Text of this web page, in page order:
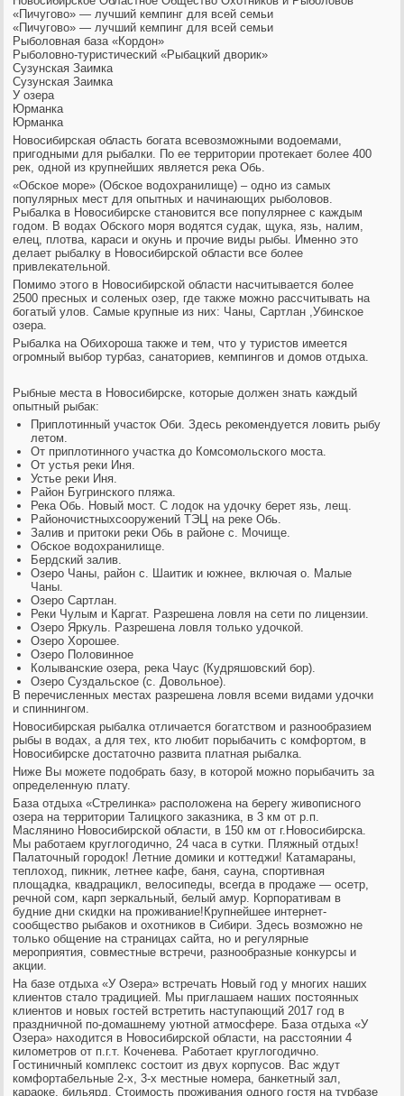
«Пичугово» — лучший кемпинг для всей семьи
«Пичугово» — лучший кемпинг для всей семьи
Рыболовная база «Кордон»
Рыболовно-туристический «Рыбацкий дворик»
Сузунская Заимка
Сузунская Заимка
У озера
Юрманка
Юрманка
Новосибирская область богата всевозможными водоемами,
пригодными для рыбалки. По ее территории протекает более 400
рек, одной из крупнейших является река Обь.
«Обское море» (Обское водохранилище) – одно из самых
популярных мест для опытных и начинающих рыболовов.
Рыбалка в Новосибирске становится все популярнее с каждым
годом. В водах Обского моря водятся судак, щука, язь, налим,
елец, плотва, караси и окунь и прочие виды рыбы. Именно это
делаетрыбалку в Новосибирской области все более
привлекательной.
Помимо этого в Новосибирской области насчитывается более
2500 пресных и соленых озер, где также можно рассчитывать на
богатый улов. Самые крупные из них: Чаны, Сартлан ,Убинское
озера.
Рыбалка на Обихороша также и тем, что у туристов имеется
огромный выбор турбаз, санаториев, кемпингов и домов отдыха.
Рыбные места в Новосибирске , которые должен знать каждый
опытный рыбак:
Приплотинный участок Оби. Здесь рекомендуется ловить рыбу
летом.
От приплотинного участка до Комсомольского моста.
От устья реки Иня.
Устье реки Иня.
Район Бугринского пляжа.
Река Обь. Новый мост. С лодок на удочку берет язь, лещ.
Районочистныхсооружений ТЭЦ на реке Обь.
Залив и притоки реки Обь в районе с. Мочище.
Обское водохранилище.
Бердский залив.
Озеро Чаны, район с. Шаитик и южнее, включая о. Малые
Чаны.
Озеро Сартлан.
Реки Чулым и Каргат. Разрешена ловля на сети по лицензии.
Озеро Яркуль. Разрешена ловля только удочкой.
Озеро Хорошее.
Озеро Половинное
Колыванские озера, река Чаус (Кудряшовский бор).
Озеро Суздальское (с. Довольное).
В перечисленных местах разрешена ловля всеми видами удочки
и спиннингом.
Новосибирская рыбалка отличается богатством и разнообразием
рыбы в водах, а для тех, кто любит порыбачить с комфортом, в
Новосибирске достаточно развита платная рыбалка
Ниже Вы можете подобрать базу, в которой можно порыбачить за
определенную плату.
База отдыха «Стрелинка» расположена на берегу живописного
озера на территории Талицкого заказника, в 3 км от р.п.
Маслянино Новосибирской области, в 150 км от г.Новосибирска.
Мы работаем круглогодично, 24 часа в сутки. Пляжный отдых!
Палаточный городок! Летние домики и коттеджи! Катамараны,
теплоход, пикник, летнее кафе, баня, сауна, спортивная
площадка, квадрацикл, велосипеды, всегда в продаже — осетр,
речной сом, карп зеркальный, белый амур. Корпоративам в
будние дни скидки на проживание!Крупнейшее интернет-
сообщество рыбаков и охотников в Сибири. Здесь возможно не
только общение на страницах сайта, но и регулярные
мероприятия, совместные встречи, разнообразные конкурсы и
акции.
На базе отдыха «У Озера» встречать Новый год у многих наших
клиентов стало традицией. Мы приглашаем наших постоянных
клиентов и новых гостей встретить наступающий 2017 год в
праздничной по-домашнему уютной атмосфере. База отдыха «У
Озера» находится в Новосибирской области, на расстоянии 4
километров от п.г.т. Коченева. Работает круглогодично.
Гостиничный комплекс состоит из двух корпусов. Вас ждут
комфортабельные 2-х, 3-х местные номера, банкетный зал,
караоке, бильярд. Стоимость проживания одного гостя на турбазе